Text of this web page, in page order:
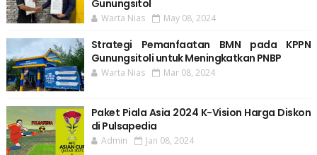
Gunungsitol
Warta Nias May 08, 2024
Strategi Pemanfaatan BMN pada KPPN
Gunungsitoli untuk Meningkatkan PNBP
Warta Nias Mar 08, 2024
Paket Piala Asia 2024 K-Vision Harga Diskon
di Pulsapedia
Admin Jan 08, 2024